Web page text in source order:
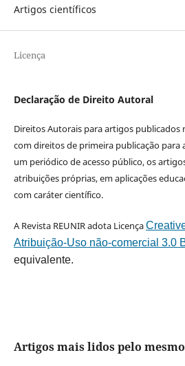
Artigos científicos
Licença
Declaração de Direito Autoral
Direitos Autorais para artigos publicados
com direitos de primeira publicação para
um periódico de acesso público, os
atribuições próprias, em aplicações
com caráter científico.
A Revista REUNIR adota Licença
Atribuição-Uso não-comercial 3.0
equivalente.
Artigos mais lidos pelo